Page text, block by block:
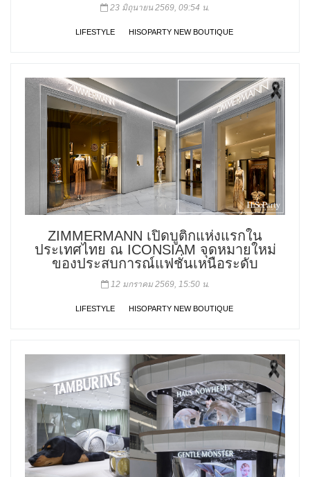
23 มิถุนายน 2569, 09:54 น.
LIFESTYLE HISOPARTY NEW BOUTIQUE
ZIMMERMANN เปิดบูติกแห่งแรกใน
ประเทศไทย ณ ICONSIAM จุดหมายใหม่
ของประสบการณ์แฟชั่นเหนือระดับ
12 มกราคม 2569, 15:50 น.
LIFESTYLE HISOPARTY NEW BOUTIQUE